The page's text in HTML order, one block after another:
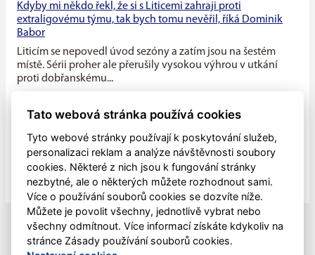
Kdyby mi někdo řekl, že si s Liticemi zahraji proti
extraligovému týmu, tak bych tomu nevěřil, říká Dominik
Babor
Liticím se nepovedl úvod sezóny a zatím jsou na šestém
místě. Sérii proher ale přerušily vysokou výhrou v utkání
proti dobřanskému...
Máme v týmu ideální kombinaci dravého mládí a zkušenosti
starších hráčů, říká kapitán Litic Zdeněk Slanec
Litice v minulé sezóně soupeřily o první místo v základní
části, nakonec se umístily na druhé pozici, po play off jim
patřila...
Tato webová stránka používá cookies
Tyto webové stránky používají k poskytování služeb,
personalizaci reklam a analýze návštěvnosti soubory
cookies. Některé z nich jsou k fungování stránky
nezbytné, ale o některých můžete rozhodnout sami.
Více o používání souborů cookies se dozvíte níže.
Můžete je povolit všechny, jednotlivě vybrat nebo
všechny odmítnout. Více informací získáte kdykoliv na
stránce Zásady používání souborů cookies.